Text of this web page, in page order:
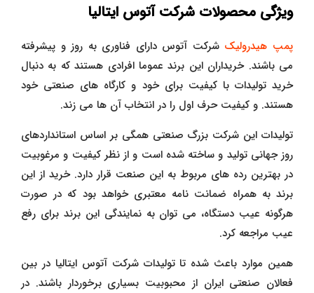
ویژگی محصولات شرکت آتوس ایتالیا
پمپ هیدرولیک شرکت آتوس دارای فناوری به روز و پیشرفته
می باشند. خریداران این برند عموما افرادی هستند که به دنبال
خرید تولیدات با کیفیت برای خود و کارگاه های صنعتی خود
هستند. و کیفیت حرف اول را در انتخاب آن ها می زند.
تولیدات این شرکت بزرگ صنعتی همگی بر اساس استانداردهای
روز جهانی تولید و ساخته شده است و از نظر کیفیت و مرغوبیت
در بهترین رده های مربوط به این صنعت قرار دارد. خرید از این
برند به همراه ضمانت نامه معتبری خواهد بود که در صورت
هرگونه عیب دستگاه، می توان به نمایندگی این برند برای رفع
عیب مراجعه کرد.
همین موارد باعث شده تا تولیدات شرکت آتوس ایتالیا در بین
فعالان صنعتی ایران از محبوبیت بسیاری برخوردار باشند. در